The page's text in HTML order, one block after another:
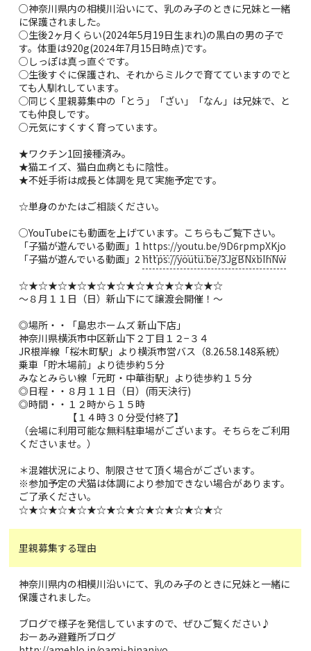
○神奈川県内の相模川沿いにて、乳のみ子のときに兄妹と一緒
に保護されました。
○生後2ヶ月くらい(2024年5月19日生まれ)の黒白の男の子で
す。体重は920g(2024年7月15日時点)です。
○しっぽは真っ直ぐです。
◯生後すぐに保護され、それからミルクで育てていますのでと
ても人馴れしています。
◯同じく里親募集中の「とう」「ざい」「なん」は兄妹で、と
ても仲良しです。
○元気にすくすく育っています。
★ワクチン1回接種済み。
★猫エイズ、猫白血病ともに陰性。
★不妊手術は成長と体調を見て実施予定です。
☆単身のかたはご相談ください。
○YouTubeにも動画を上げています。こちらもご覧下さい。
「子猫が遊んでいる動画」1 https://youtu.be/9D6rpmpXKjo
「子猫が遊んでいる動画」2https://youtu.be/3JgBNxbIhNw
☆★☆★☆★☆★☆★☆★☆★☆★☆★☆★☆
～８月１１日（日）新山下にて譲渡会開催！～
◎場所・・「島忠ホームズ 新山下店」
神奈川県横浜市中区新山下２丁目１２−３４
JR根岸線「桜木町駅」より横浜市営バス（8.26.58.148系統）
乗車「貯木場前」より徒歩約５分
みなとみらい線「元町・中華街駅」より徒歩約１５分
◎日程・・８月１１日（日）(雨天決行)
◎時間・・１２時から１５時
【１４時３０分受付終了】
（会場に利用可能な無料駐車場がございます。そちらをご利用
くださいませ。）
＊混雑状況により、制限させて頂く場合がございます。
※参加予定の犬猫は体調により参加できない場合があります。
ご了承ください。
☆★☆★☆★☆★☆★☆★☆★☆★☆★☆★☆
里親募集する理由
神奈川県内の相模川沿いにて、乳のみ子のときに兄妹と一緒に
保護されました。
ブログで様子を発信していますので、ぜひご覧ください♪
おーあみ避難所ブログ